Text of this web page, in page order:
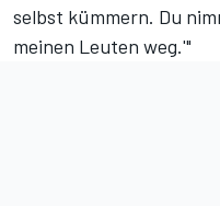
selbst kümmern. Du
meinen Leuten weg.'"